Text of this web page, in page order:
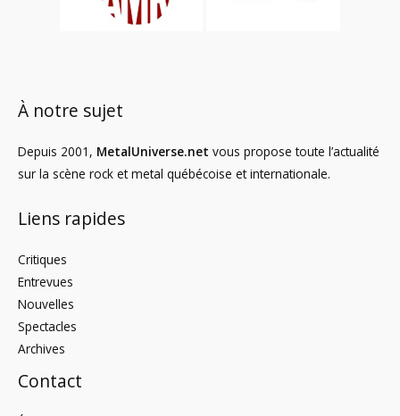
À notre sujet
Depuis 2001, MetalUniverse.net vous propose toute l’actualité
sur la scène rock et metal québécoise et internationale.
Liens rapides
Critiques
Entrevues
Nouvelles
Spectacles
Archives
Contact